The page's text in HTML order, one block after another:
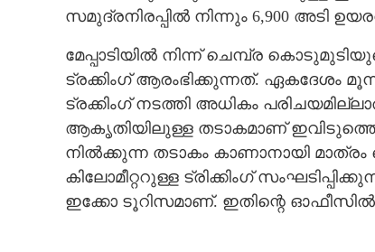
സമുദ്രനിരപ്പിൽ നിന്നും 6,900 അടി
മേപ്പാടിയിൽ നിന്ന് ചെമ്പ്ര
ട്രക്കിംഗ് ആരംഭിക്കുന്നത്. ഏകദേശം
ട്രക്കിംഗ് നടത്തി അധികം
ആകൃതിയിലുള്ള തടാകമാണ് ഇവിടുത്തെ
നിൽക്കുന്ന തടാകം കാണാനായി
കിലോമീറ്ററുള്ള ട്രിക്കിംഗ്
ഇക്കോ ടൂറിസമാണ്. ഇതിന്റെ ഓഫീസിൽ